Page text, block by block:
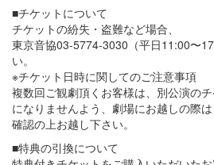
■チケットについて
チケットの紛失・盗難など場合、
東京音協03-5774-3030（平日11:00〜
い。
※チケット日時に関してのご注意事項
複数回ご観劇頂くお客様は、別公演の
になりませんよう、劇場にお越しの際
確認の上お越し下さい。
■特典の引換について